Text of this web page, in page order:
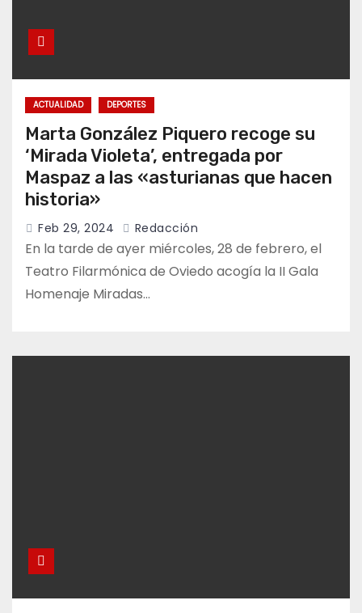
ACTUALIDAD DEPORTES
Marta González Piquero recoge su
‘Mirada Violeta’, entregada por
Maspaz a las «asturianas que hacen
historia»
Feb 29, 2024 Redacción
En la tarde de ayer miércoles, 28 de febrero, el
Teatro Filarmónica de Oviedo acogía la II Gala
Homenaje Miradas…